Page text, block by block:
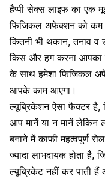
हैप्पी सेक्स लाइफ का एक
फिजिकल अफेक्शन को कम
कितनी भी थकान, तनाव व
किस और हग करना आपका
के साथ हमेशा फिजिकल
आपके काम आएगा।
ल्यूब्रिकेशन ऐसा फैक्टर है,
आप मानें या न मानें
बनाने में काफी महत्वपूर्ण
ज्यादा लाभदायक होता
ल्यूब्रिकेट नहीं कर पाती